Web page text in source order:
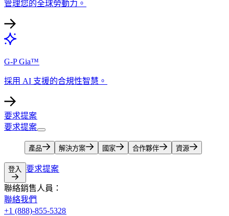
管理您的全球勞動力。​​
G-P Gia™​​
採用 AI 支援的合規性智慧。​​
要求提案​​
要求提案​​
產品​​ 解決方案​​ 國家​​ 合作夥伴​​ 資源​​
登入​​ 要求提案​​
聯絡銷售人員：​​
聯絡我們​​
+1 (888)-855-5328​​